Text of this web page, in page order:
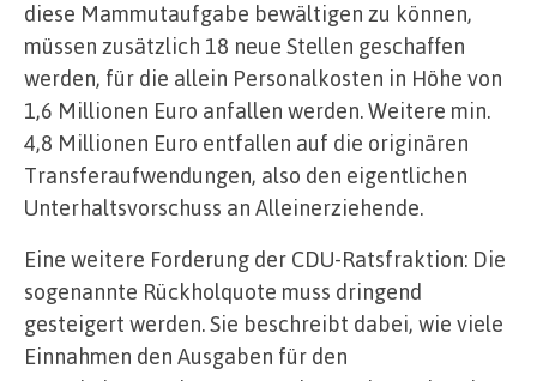
diese Mammutaufgabe bewältigen zu können,
müssen zusätzlich 18 neue Stellen geschaffen
werden, für die allein Personalkosten in Höhe von
1,6 Millionen Euro anfallen werden. Weitere min.
4,8 Millionen Euro entfallen auf die originären
Transferaufwendungen, also den eigentlichen
Unterhaltsvorschuss an Alleinerziehende.
Eine weitere Forderung der CDU-Ratsfraktion: Die
sogenannte Rückholquote muss dringend
gesteigert werden. Sie beschreibt dabei, wie viele
Einnahmen den Ausgaben für den